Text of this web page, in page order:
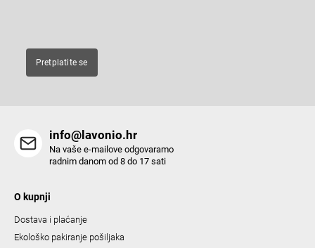
Pretplatite se
info@lavonio.hr
Na vaše e-mailove odgovaramo
radnim danom od 8 do 17 sati
O kupnji
Dostava i plaćanje
Ekološko pakiranje pošiljaka